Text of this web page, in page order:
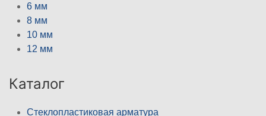
6 мм
8 мм
10 мм
12 мм
Каталог
Стеклопластиковая арматура